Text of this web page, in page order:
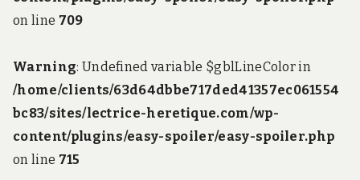
on line 709
Warning: Undefined variable $gblLineColor in
/home/clients/63d64dbbe717ded41357ec061554
bc83/sites/lectrice-heretique.com/wp-
content/plugins/easy-spoiler/easy-spoiler.php
on line 715